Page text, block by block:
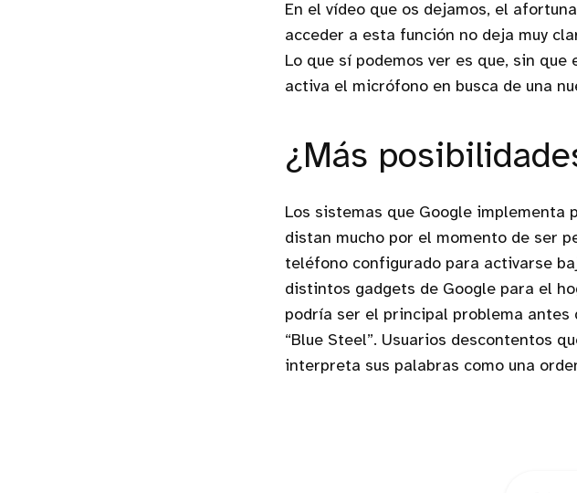
En el vídeo que os dejamos, el
acceder a esta función no deja muy
Lo que sí podemos ver es que, sin
activa el micrófono en busca de una
¿Más
Los sistemas que Google
distan mucho por el momento de ser
teléfono configurado para activarse
distintos gadgets de Google para el
podría ser el principal problema antes
“Blue Steel”. Usuarios descontentos
interpreta sus palabras como una